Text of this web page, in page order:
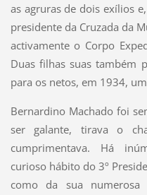
as agruras de dois exílios
presidente da Cruzada da
activamente o Corpo
Duas filhas suas também
para os netos, em 1934,
Bernardino Machado foi
ser galante, tirava o
cumprimentava. Há
curioso hábito do 3º
como da sua